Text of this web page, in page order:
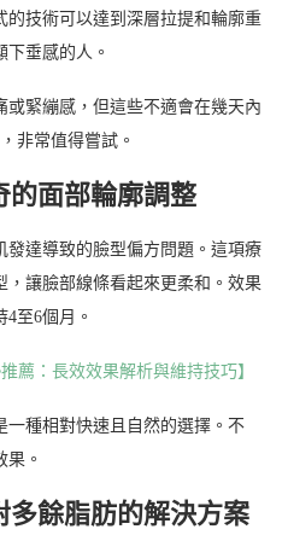
的技術可以達到深層拉提和輪廓重
垂感的人。
緊繃感，但這些不適會在幾天內
非常值得嘗試。
的面部輪廓調整
發達導致的臉型偏方問題。這項療
，讓臉部線條看起來更柔和。效果
至6個月。
薦：長效效果解析與維持技巧】
一種相對快速且自然的選擇。不
。
多餘脂肪的解決方案